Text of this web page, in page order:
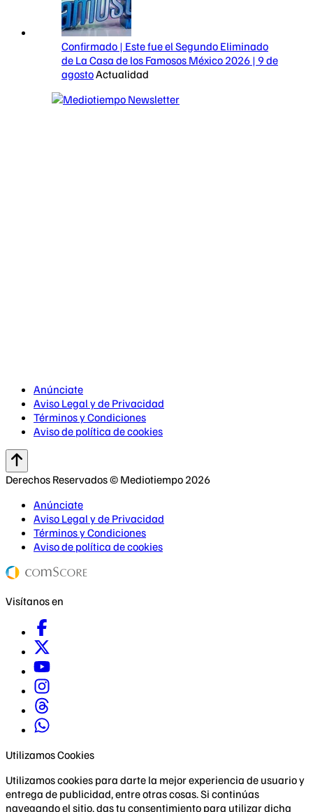
Confirmado | Este fue el Segundo Eliminado
de La Casa de los Famosos México 2026 | 9 de
agostoActualidad
Anúnciate
Aviso Legal y de Privacidad
Términos y Condiciones
Aviso de política de cookies
Derechos Reservados © Mediotiempo 2026
Anúnciate
Aviso Legal y de Privacidad
Términos y Condiciones
Aviso de política de cookies
Visítanos en
Utilizamos Cookies
Utilizamos cookies para darte la mejor experiencia de usuario y
entrega de publicidad, entre otras cosas. Si continúas
navegando el sitio, das tu consentimiento para utilizar dicha